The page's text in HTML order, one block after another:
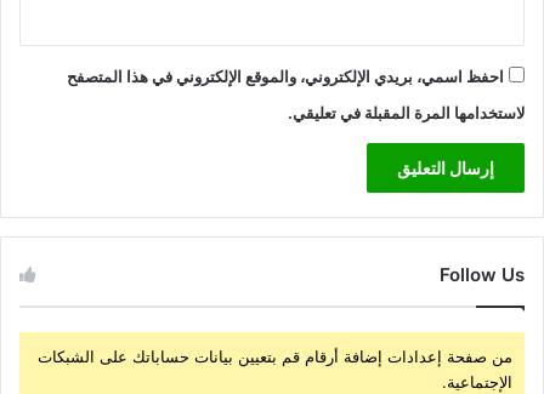
احفظ اسمي، بريدي الإلكتروني، والموقع الإلكتروني في هذا المتصفح
لاستخدامها المرة المقبلة في تعليقي.
Follow Us
من صفحة إعدادات إضافة أرقام قم بتعيين بيانات حساباتك على الشبكات
الإجتماعية.